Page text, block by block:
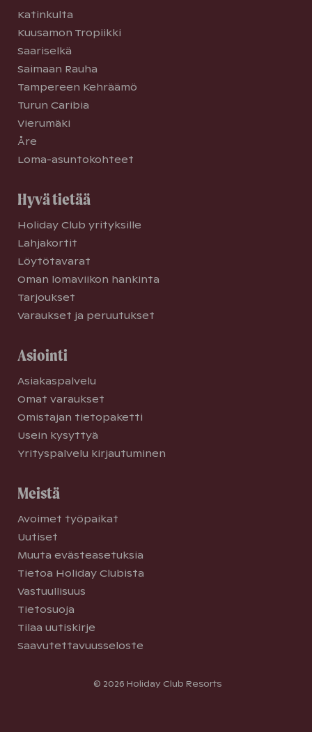
Katinkulta
Kuusamon Tropiikki
Saariselkä
Saimaan Rauha
Tampereen Kehräämö
Turun Caribia
Vierumäki
Åre
Loma-asuntokohteet
Hyvä tietää
Holiday Club yrityksille
Lahjakortit
Löytötavarat
Oman lomaviikon hankinta
Tarjoukset
Varaukset ja peruutukset
Asiointi
Asiakaspalvelu
Omat varaukset
Omistajan tietopaketti
Usein kysyttyä
Yrityspalvelu kirjautuminen
Meistä
Avoimet työpaikat
Uutiset
Muuta evästeasetuksia
Tietoa Holiday Clubista
Vastuullisuus
Tietosuoja
Tilaa uutiskirje
Saavutettavuusseloste
© 2026 Holiday Club Resorts